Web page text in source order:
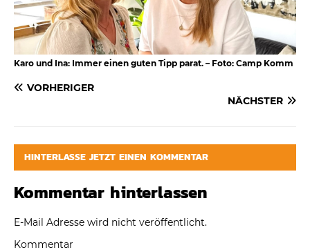
Karo und Ina: Immer einen guten Tipp parat. – Foto: Camp Komm
VORHERIGER
NÄCHSTER
HINTERLASSE JETZT EINEN KOMMENTAR
Kommentar hinterlassen
E-Mail Adresse wird nicht veröffentlicht.
Kommentar